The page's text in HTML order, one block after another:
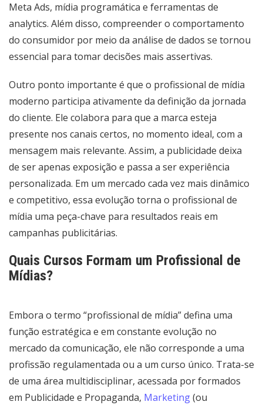
Meta Ads, mídia programática e ferramentas de
analytics. Além disso, compreender o comportamento
do consumidor por meio da análise de dados se tornou
essencial para tomar decisões mais assertivas.
Outro ponto importante é que o profissional de mídia
moderno participa ativamente da definição da jornada
do cliente. Ele colabora para que a marca esteja
presente nos canais certos, no momento ideal, com a
mensagem mais relevante. Assim, a publicidade deixa
de ser apenas exposição e passa a ser experiência
personalizada. Em um mercado cada vez mais dinâmico
e competitivo, essa evolução torna o profissional de
mídia uma peça-chave para resultados reais em
campanhas publicitárias.
Quais Cursos Formam um Profissional de
Mídias?
Embora o termo “profissional de mídia” defina uma
função estratégica e em constante evolução no
mercado da comunicação, ele não corresponde a uma
profissão regulamentada ou a um curso único. Trata-se
de uma área multidisciplinar, acessada por formados
em Publicidade e Propaganda, Marketing(ou